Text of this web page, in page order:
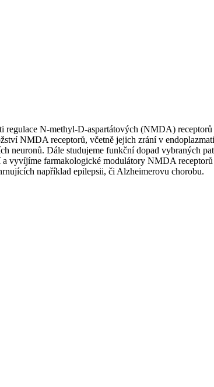
N-methyl-D-aspartátových (NMDA)
NMDA receptorů, včetně jejich zrání v
neuronů. Dále studujeme funkční dopad vybraných
vyvíjíme farmakologické modulátory NMDA
například epilepsii, či Alzheimerovu chorobu.